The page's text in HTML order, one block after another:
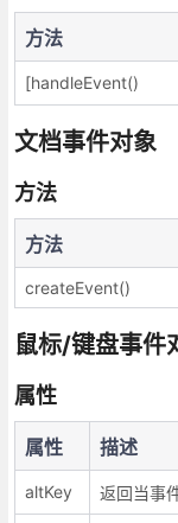
方法
[handleEvent()
文档事件对象
方法
方法
createEvent()
鼠标/键盘事件
属性
属性 描述
altKey 返回当事